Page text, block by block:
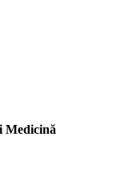
Medicină